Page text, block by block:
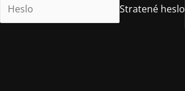
Stratené heslo